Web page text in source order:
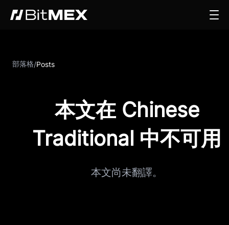
部落格/Posts
本文在 Chinese
Traditional 中不可用
本文尚未翻譯。